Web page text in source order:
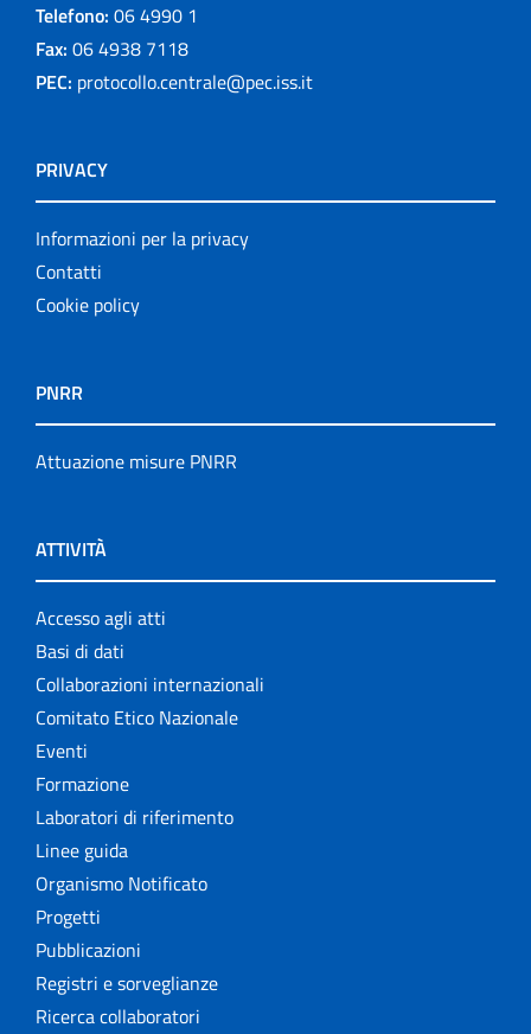
Telefono: 06 4990 1
Fax: 06 4938 7118
PEC: protocollo.centrale@pec.iss.it
PRIVACY
Informazioni per la privacy
Contatti
Cookie policy
PNRR
Attuazione misure PNRR
ATTIVITÀ
Accesso agli atti
Basi di dati
Collaborazioni internazionali
Comitato Etico Nazionale
Eventi
Formazione
Laboratori di riferimento
Linee guida
Organismo Notificato
Progetti
Pubblicazioni
Registri e sorveglianze
Ricerca collaboratori